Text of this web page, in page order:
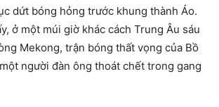
dứt bóng hỏng trước khung thành Áo.
ở một múi giờ khác cách Trung Âu sáu
Mekong, trận bóng thất vọng của Bồ
người đàn ông thoát chết trong gang